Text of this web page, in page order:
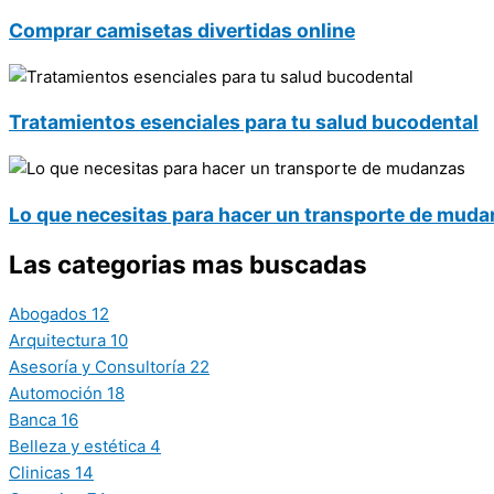
Comprar camisetas divertidas online
Tratamientos esenciales para tu salud bucodental
Lo que necesitas para hacer un transporte de
Las categorias mas buscadas
Abogados 12
Arquitectura 10
Asesoría y Consultoría 22
Automoción 18
Banca 16
Belleza y estética 4
Clinicas 14